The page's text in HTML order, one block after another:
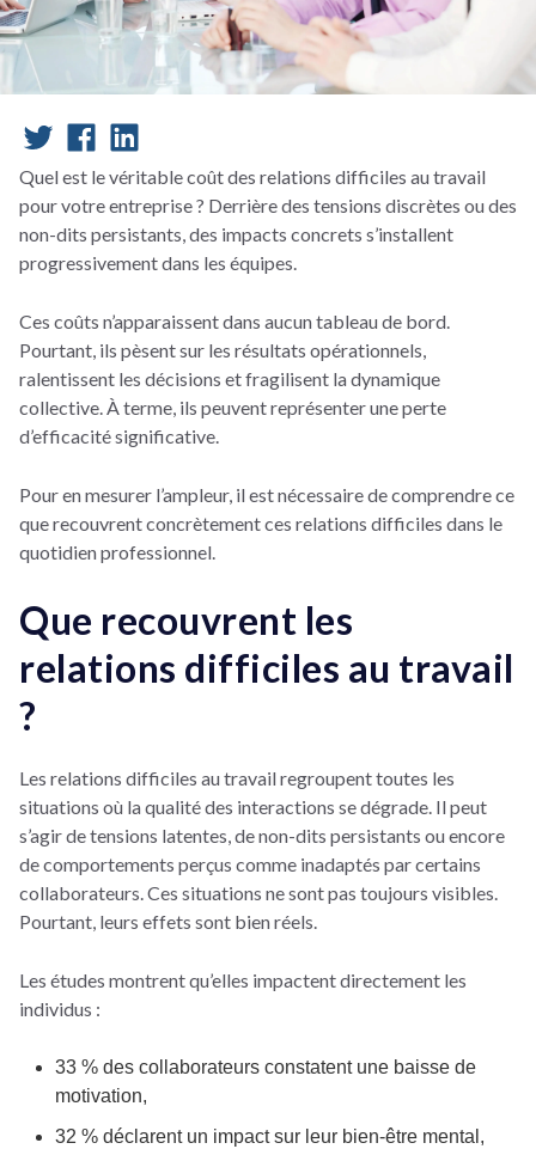
Quel est le véritable coût des relations difficiles au travail
pour votre entreprise ? Derrière des tensions discrètes ou des
non-dits persistants, des impacts concrets s’installent
progressivement dans les équipes.
Ces coûts n’apparaissent dans aucun tableau de bord.
Pourtant, ils pèsent sur les résultats opérationnels,
ralentissent les décisions et fragilisent la dynamique
collective. À terme, ils peuvent représenter une perte
d’efficacité significative.
Pour en mesurer l’ampleur, il est nécessaire de comprendre ce
que recouvrent concrètement ces relations difficiles dans le
quotidien professionnel.
Que recouvrent les
relations difficiles au travail
?
Les relations difficiles au travail regroupent toutes les
situations où la qualité des interactions se dégrade. Il peut
s’agir de tensions latentes, de non-dits persistants ou encore
de comportements perçus comme inadaptés par certains
collaborateurs. Ces situations ne sont pas toujours visibles.
Pourtant, leurs effets sont bien réels.
Les études montrent qu’elles impactent directement les
individus :
33 % des collaborateurs constatent une baisse de
motivation,
32 % déclarent un impact sur leur bien-être mental,